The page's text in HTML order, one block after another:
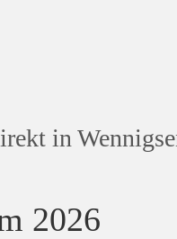
in
2026